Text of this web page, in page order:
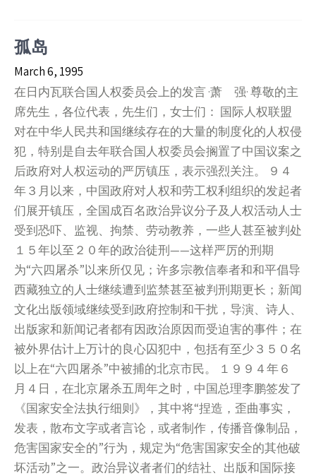
孤岛
March 6, 1995
在日内瓦联合国人权委员会上的发言 ·萧 强· 尊敬的主
席先生，各位代表，先生们，女士们： 国际人权联盟
对在中华人民共和国继续存在的大量的制度化的人权侵
犯，特别是自去年联合国人权委员会搁置了中国议案之
后政府对人权运动的严厉镇压，表示强烈关注。 ９４
年３月以来，中国政府对人权和劳工权利组织的发起者
们展开镇压，全国成百名政治异议分子及人权活动人士
受到恐吓、监视、拘禁、劳动教养，一些人甚至被判处
１５年以至２０年的政治徒刑——这样严厉的刑期
为“六四屠杀”以来所仅见；许多宗教信奉者和和平倡导
西藏独立的人士继续遭到监禁甚至被判刑期更长；新闻
文化出版领域继续受到政府控制和干扰，导演、诗人、
出版家和新闻记者都有因政治原因而受迫害的事件；在
被外界估计上万计的良心囚犯中，包括有至少３５０名
以上在“六四屠杀”中被捕的北京市民。 １９９４年６
月４日，在北京屠杀五周年之时，中国总理李鹏签发了
《国家安全法执行细则》，其中将“捏造，歪曲事实，
发表，散布文字或者言论，或者制作，传播音像制品，
危害国家安全的”行为，规定为“危害国家安全的其他破
坏活动”之一。政治异议者者们的结社、出版和国际接